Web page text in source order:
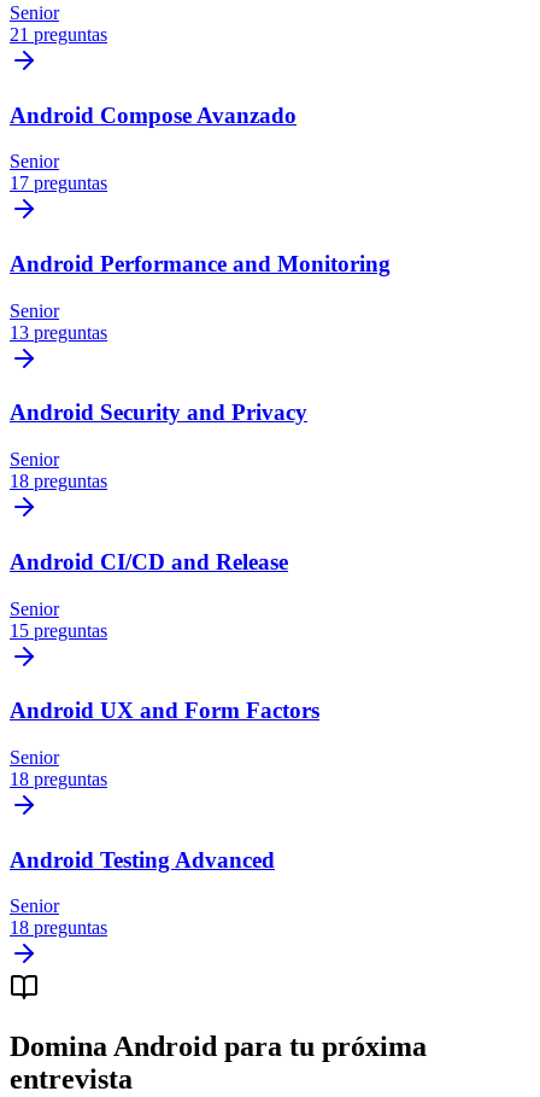
Senior
21 preguntas
Android Compose Avanzado
Senior
17 preguntas
Android Performance and Monitoring
Senior
13 preguntas
Android Security and Privacy
Senior
18 preguntas
Android CI/CD and Release
Senior
15 preguntas
Android UX and Form Factors
Senior
18 preguntas
Android Testing Advanced
Senior
18 preguntas
Domina Android para tu próxima
entrevista